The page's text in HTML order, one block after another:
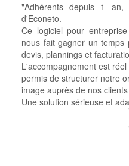
"Adhérents depuis 1 an,
d'Econeto.
Ce logiciel pour
nous fait gagner un
devis, plannings et
L'accompagnement est
permis de structurer notre
image auprès de nos
Une solution sérieuse et